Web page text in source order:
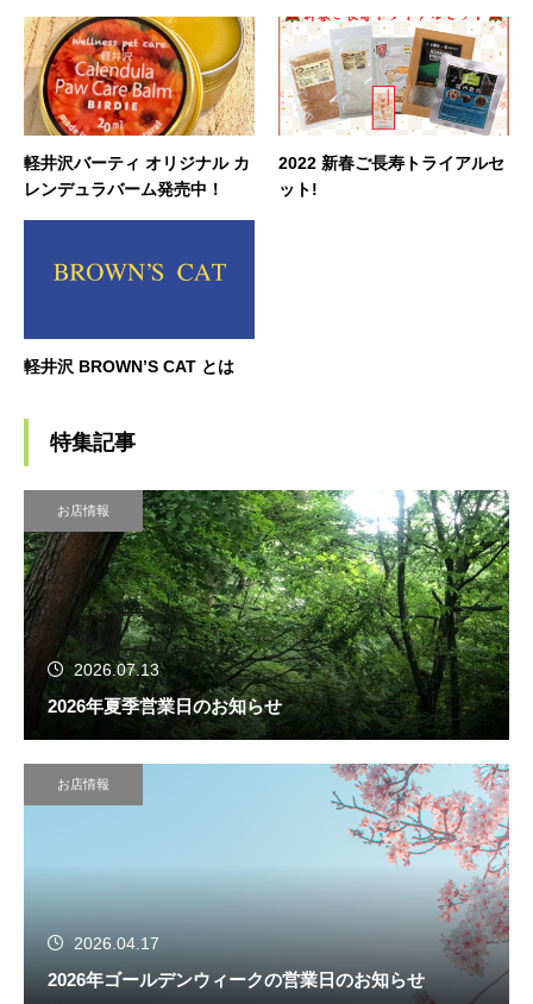
軽井沢バーティ オリジナル カ
レンデュラバーム発売中！
2022 新春ご長寿トライアルセ
ット!
軽井沢 BROWN’S CAT とは
特集記事
お店情報
2026.07.13
2026年夏季営業日のお知らせ
お店情報
2026.04.17
2026年ゴールデンウィークの営業日のお知らせ